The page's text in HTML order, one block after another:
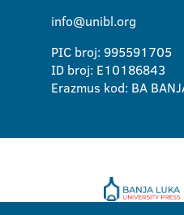
info@unibl.org
PIC broj: 995591705
ID broj: E10186843
Erazmus kod: BA